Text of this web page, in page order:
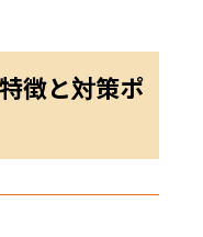
徴と対策ポ